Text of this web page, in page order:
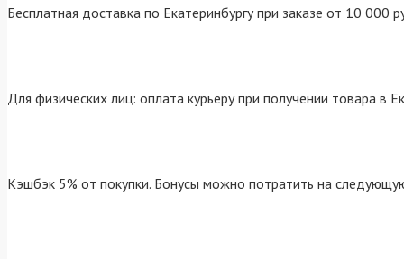
Бесплатная доставка по Екатеринбургу при заказе от 10 000
Для физических лиц: оплата курьеру при получении товара в
Кэшбэк 5% от покупки. Бонусы можно потратить на